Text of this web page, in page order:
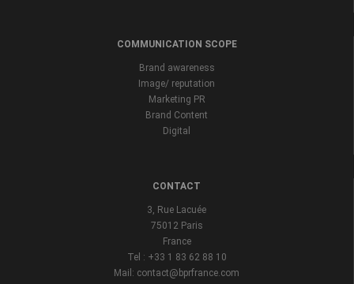
COMMUNICATION SCOPE
Brand awareness
Image/ reputation
Marketing PR
Brand Content
Digital
CONTACT
3, Rue Lacuée
75012 Paris
France
Tel : +33 1 83 62 88 10
Mail: contact@bprfrance.com